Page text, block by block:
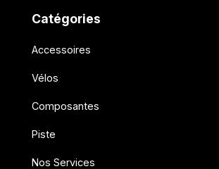
Catégories
Accessoires
Vélos
Composantes
Piste
Nos Services